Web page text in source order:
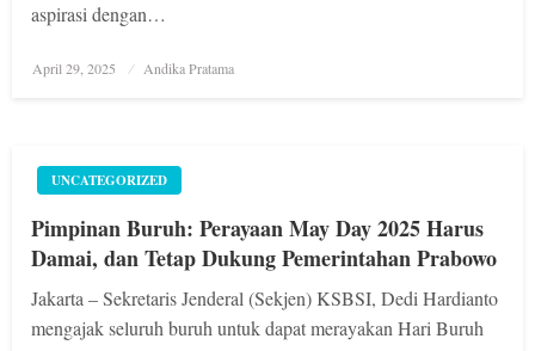
aspirasi dengan…
Posted
April 29, 2025 Andika Pratama
UNCATEGORIZED
Pimpinan Buruh: Perayaan May Day 2025 Harus
Damai, dan Tetap Dukung Pemerintahan Prabowo
Jakarta – Sekretaris Jenderal (Sekjen) KSBSI, Dedi Hardianto
mengajak seluruh buruh untuk dapat merayakan Hari Buruh